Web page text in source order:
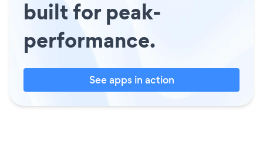
built for peak-
performance.
See apps in action